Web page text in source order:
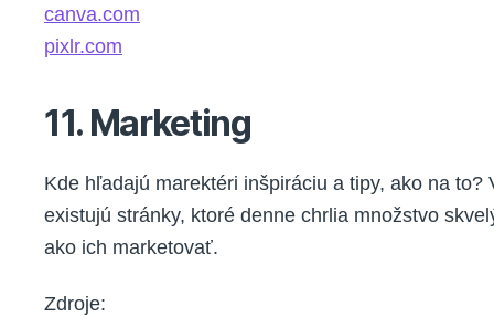
canva.com
pixlr.com
11. Marketing
Kde hľadajú marektéri inšpiráciu a tipy, ako na to?
existujú stránky, ktoré denne chrlia množstvo
ako ich marketovať.
Zdroje: